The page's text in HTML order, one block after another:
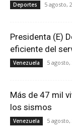
Deportes 5 agosto,
Presidenta (E)
eficiente del
Venezuela 5 agosto,
Más de 47 mil
los sismos
Venezuela 5 agosto,